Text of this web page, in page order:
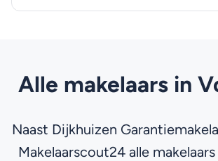
Alle makelaars in
Naast Dijkhuizen
Makelaarscout24 alle